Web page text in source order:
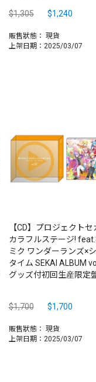
$1,305 $1,240
販售狀態： 現貨
上架日期：2025/03/07
【CD】プロジェクトセ
カラフルステージ!
ミク ワンダーランズ×
タイム SEKAI ALBUM
グッズ付初回生産限定
$1,700 $1,700
販售狀態： 現貨
上架日期：2025/03/07